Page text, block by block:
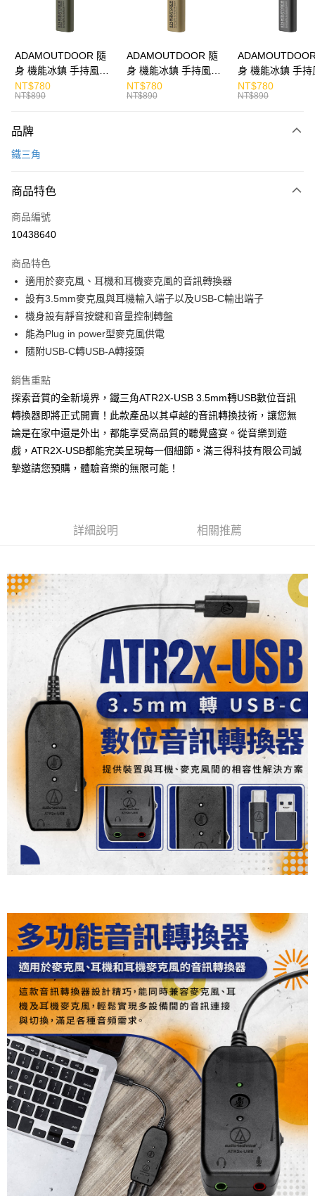
運送方式
免運費
付款後7-11取貨
宅配
每筆NT$130，滿NT$399(含以上)免運費
ADAMOUTDOOR 隨
身 機能冰鎮 手持風扇
掛繩
NT$780
NT$890
ADAMOUTDOOR 隨
身 機能冰鎮 手持風扇
掛繩
NT$780
NT$890
身 機能冰鎮 手持
掛繩
NT$780
NT$890
品牌
鐵三角
商品特色
商品編號
10438640
商品特色
適用於麥克風、耳機和耳機麥克風的音訊轉換器
設有3.5mm麥克風與耳機輸入端子以及USB-C輸出端子
機身設有靜音按鍵和音量控制轉盤
能為Plug in power型麥克風供電
隨附USB-C轉USB-A轉接頭
銷售重點
探索音質的全新境界，鐵三角ATR2X-USB 3.5mm轉USB數位音訊
轉換器即將正式開賣！此款產品以其卓越的音訊轉換技術，讓您無
論是在家中還是外出，都能享受高品質的聽覺盛宴。從音樂到遊
戲，ATR2X-USB都能完美呈現每一個細節。滿三得科技有限公司誠
摯邀請您預購，體驗音樂的無限可能！
詳細說明 相關推薦